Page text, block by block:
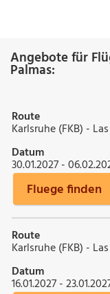
Angebote für
Palmas:
Route
Karlsruhe (FKB) -
Datum
30.01.2027 -
Fluege finden
Route
Karlsruhe (FKB) -
Datum
16.01.2027 -